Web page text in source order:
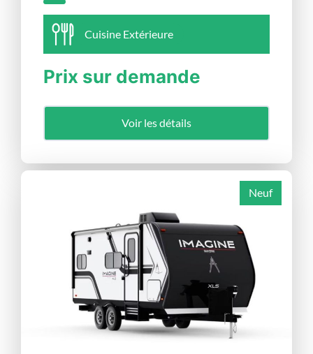
Cuisine Extérieure
Prix sur demande
Voir les détails
Neuf